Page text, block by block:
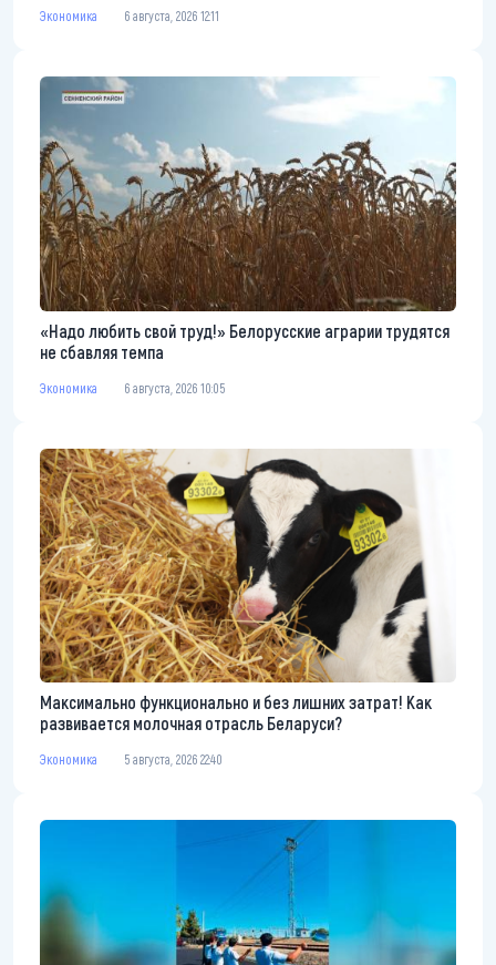
Экономика 6 августа, 2026 12:11
«Надо любить свой труд!» Белорусские аграрии трудятся
не сбавляя темпа
Экономика 6 августа, 2026 10:05
Максимально функционально и без лишних затрат! Как
развивается молочная отрасль Беларуси?
Экономика 5 августа, 2026 22:40